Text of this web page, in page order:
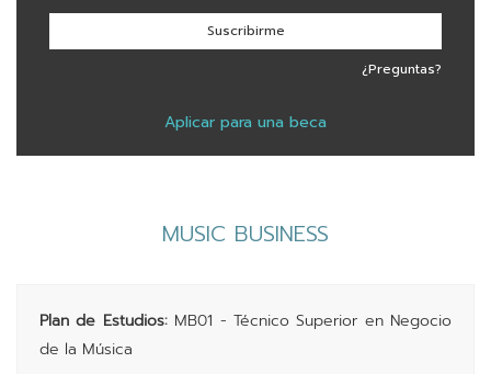
Suscribirme
¿Preguntas?
Aplicar para una beca
MUSIC BUSINESS
Plan de Estudios: MB01 - Técnico Superior en Negocio
de la Música